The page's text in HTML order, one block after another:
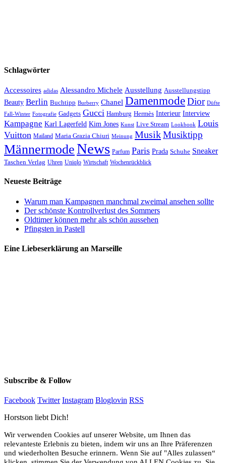
Schlagwörter
Accessoires adidas Alessandro Michele Ausstellung Ausstellungstipp
Beauty Berlin Buchtipp Burberry Chanel DamenmodeDior Düfte
Fall-Winter Fotografie Gadgets Gucci Hamburg Hermès Interieur Interview
Kampagne Karl Lagerfeld Kim Jones Kunst Live Stream Lookbook Louis
Vuitton Mailand Maria Grazia Chiuri Meinung MusikMusiktipp
MännermodeNews Parfum Paris Prada Schuhe Sneaker
Taschen Verlag Uhren Uniqlo Wirtschaft Wochenrückblick
Neueste Beiträge
Warum man Kampagnen manchmal zweimal ansehen sollte
Der schönste Kontrollverlust des Sommers
Oldtimer können mehr als schön aussehen
Pfingsten in Pastell
Eine Liebeserklärung an Marseille
Subscribe & Follow
Facebook Twitter Instagram Bloglovin RSS
Horstson liebt Dich!
Wir verwenden Cookies auf unserer Website, um Ihnen das
relevanteste Erlebnis zu bieten, indem wir uns an Ihre Präferenzen
und wiederholten Besuche erinnern. Wenn Sie auf "Alles zulassen“